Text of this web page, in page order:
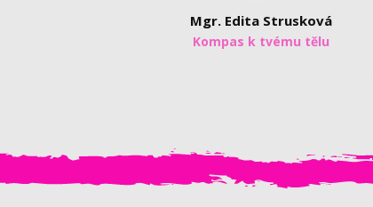
Mgr. Edita Strusková
Kompas k tvému tělu